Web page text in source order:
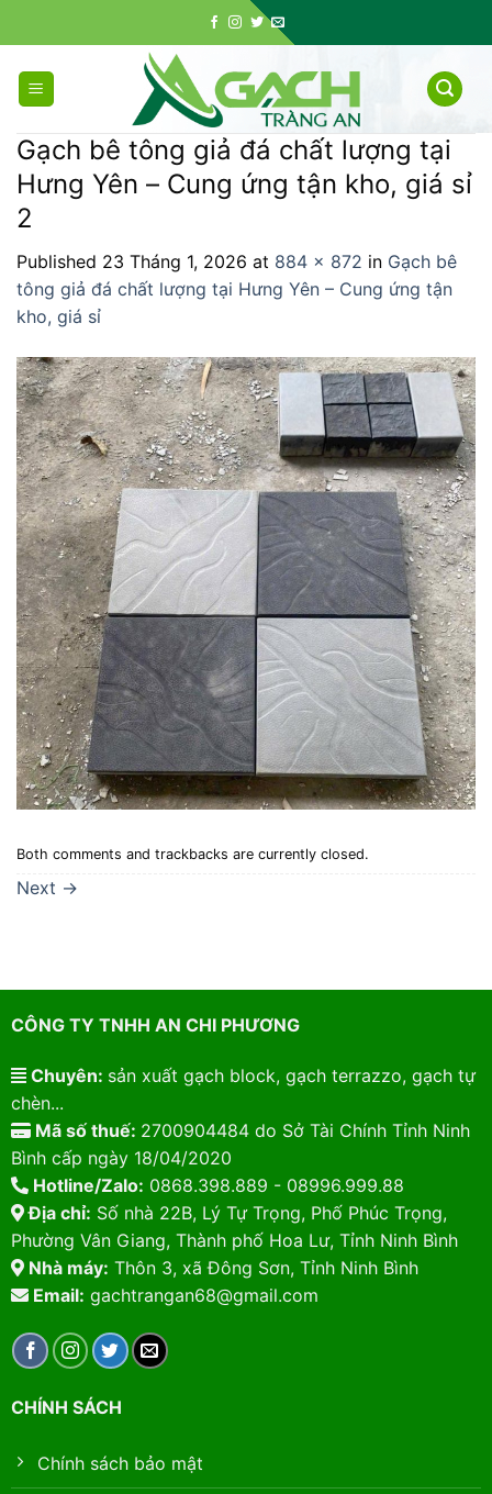
to
content
Gạch bê tông giả đá chất lượng tại
Hưng Yên – Cung ứng tận kho, giá sỉ
2
Published 23 Tháng 1, 2026 at 884 × 872 in Gạch bê
tông giả đá chất lượng tại Hưng Yên – Cung ứng tận
kho, giá sỉ
Both comments and trackbacks are currently closed.
Next →
CÔNG TY TNHH AN CHI PHƯƠNG
Chuyên: sản xuất gạch block, gạch terrazzo, gạch tự
chèn...
Mã số thuế: 2700904484 do Sở Tài Chính Tỉnh Ninh
Bình cấp ngày 18/04/2020
Hotline/Zalo: 0868.398.889 - 08996.999.88
Địa chỉ: Số nhà 22B, Lý Tự Trọng, Phố Phúc Trọng,
Phường Vân Giang, Thành phố Hoa Lư, Tỉnh Ninh Bình
Nhà máy: Thôn 3, xã Đông Sơn, Tỉnh Ninh Bình
Email: gachtrangan68@gmail.com
CHÍNH SÁCH
Chính sách bảo mật